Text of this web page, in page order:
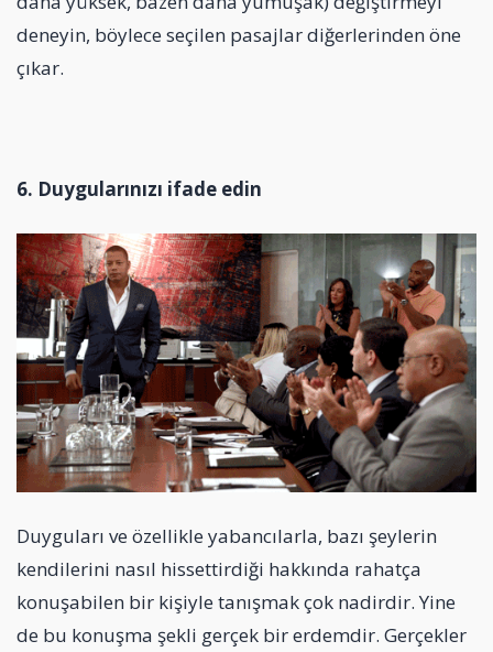
deneyin, böylece seçilen pasajlar diğerlerinden öne
çıkar.
6. Duygularınızı ifade edin
Duyguları ve özellikle yabancılarla, bazı şeylerin
kendilerini nasıl hissettirdiği hakkında rahatça
konuşabilen bir kişiyle tanışmak çok nadirdir. Yine
de bu konuşma şekli gerçek bir erdemdir. Gerçekler